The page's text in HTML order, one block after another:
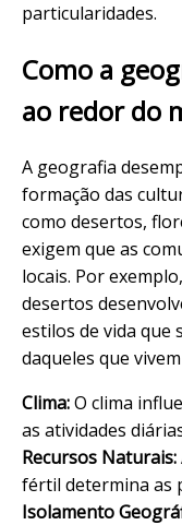
particularidades.
Como a
ao redor do
A geografia
formação das
como desertos,
exigem que as
locais. Por
desertos
estilos de vida que
daqueles que
Clima:O clima
as atividades
Recursos Naturais:
fértil determina as
Isolamento